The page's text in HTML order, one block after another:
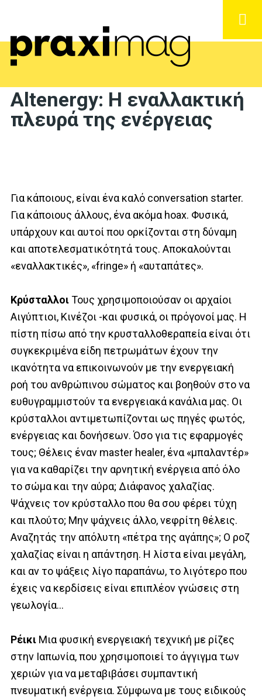
Altenergy: Η εναλλακτική
πλευρά της ενέργειας
Για κάποιους, είναι ένα καλό conversation starter.
Για κάποιους άλλους, ένα ακόμα hoax. Φυσικά,
υπάρχουν και αυτοί που ορκίζονται στη δύναμη
και αποτελεσματικότητά τους. Αποκαλούνται
«εναλλακτικές», «fringe» ή «αυταπάτες».
ΚρύσταλλοιΤους χρησιμοποιούσαν οι αρχαίοι
Αιγύπτιοι, Κινέζοι -και φυσικά, οι πρόγονοί μας. Η
πίστη πίσω από την κρυσταλλοθεραπεία είναι ότι
συγκεκριμένα είδη πετρωμάτων έχουν την
ικανότητα να επικοινωνούν με την ενεργειακή
ροή του ανθρώπινου σώματος και βοηθούν στο να
ευθυγραμμιστούν τα ενεργειακά κανάλια μας. Οι
κρύσταλλοι αντιμετωπίζονται ως πηγές φωτός,
ενέργειας και δονήσεων. Όσο για τις εφαρμογές
τους; Θέλεις έναν master healer, ένα «μπαλαντέρ»
για να καθαρίζει την αρνητική ενέργεια από όλο
το σώμα και την αύρα; Διάφανος χαλαζίας.
Ψάχνεις τον κρύσταλλο που θα σου φέρει τύχη
και πλούτο; Μην ψάχνεις άλλο, νεφρίτη θέλεις.
Αναζητάς την απόλυτη «πέτρα της αγάπης»; Ο ροζ
χαλαζίας είναι η απάντηση. Η λίστα είναι μεγάλη,
και αν το ψάξεις λίγο παραπάνω, το λιγότερο που
έχεις να κερδίσεις είναι επιπλέον γνώσεις στη
γεωλογία…
Ρέικι Μια φυσική ενεργειακή τεχνική με ρίζες
στην Ιαπωνία, που χρησιμοποιεί το άγγιγμα των
χεριών για να μεταβιβάσει συμπαντική
πνευματική ενέργεια. Σύμφωνα με τους ειδικούς